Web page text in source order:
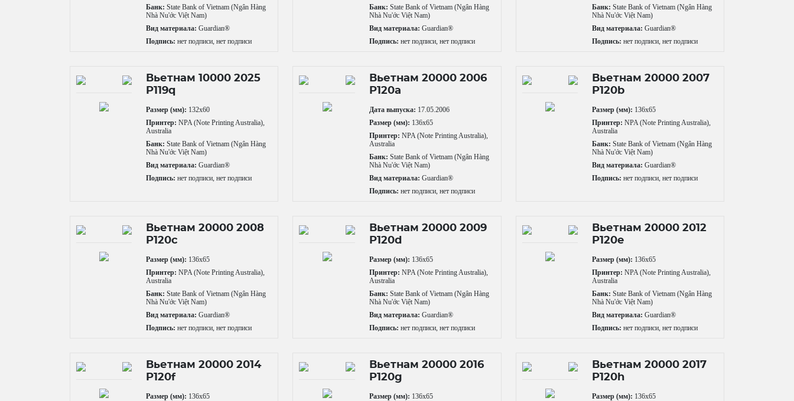
Банк: State Bank of Vietnam (Ngân Hàng
Nhà Nu'ớc Việt Nam)
Вид материала: Guardian®
Подпись: нет подписи, нет подписи
Банк: State Bank of Vietnam (Ngân Hàng
Nhà Nu'ớc Việt Nam)
Вид материала: Guardian®
Подпись: нет подписи, нет подписи
Банк: State Bank of Vietnam (Ngân Hàng
Nhà Nu'ớc Việt Nam)
Вид материала: Guardian®
Подпись: нет подписи, нет подписи
Вьетнам 10000 2025
P119q
Размер (мм): 132x60
Принтер: NPA (Note Printing Australia),
Australia
Банк: State Bank of Vietnam (Ngân Hàng
Nhà Nu'ớc Việt Nam)
Вид материала: Guardian®
Подпись: нет подписи, нет подписи
Вьетнам 20000 2006
P120a
Дата выпуска: 17.05.2006
Размер (мм): 136x65
Принтер: NPA (Note Printing Australia),
Australia
Банк: State Bank of Vietnam (Ngân Hàng
Nhà Nu'ớc Việt Nam)
Вид материала: Guardian®
Подпись: нет подписи, нет подписи
Вьетнам 20000 2007
P120b
Размер (мм): 136x65
Принтер: NPA (Note Printing Australia),
Australia
Банк: State Bank of Vietnam (Ngân Hàng
Nhà Nu'ớc Việt Nam)
Вид материала: Guardian®
Подпись: нет подписи, нет подписи
Вьетнам 20000 2008
P120c
Размер (мм): 136x65
Принтер: NPA (Note Printing Australia),
Australia
Банк: State Bank of Vietnam (Ngân Hàng
Nhà Nu'ớc Việt Nam)
Вид материала: Guardian®
Подпись: нет подписи, нет подписи
Вьетнам 20000 2009
P120d
Размер (мм): 136x65
Принтер: NPA (Note Printing Australia),
Australia
Банк: State Bank of Vietnam (Ngân Hàng
Nhà Nu'ớc Việt Nam)
Вид материала: Guardian®
Подпись: нет подписи, нет подписи
Вьетнам 20000 2012
P120e
Размер (мм): 136x65
Принтер: NPA (Note Printing Australia),
Australia
Банк: State Bank of Vietnam (Ngân Hàng
Nhà Nu'ớc Việt Nam)
Вид материала: Guardian®
Подпись: нет подписи, нет подписи
Вьетнам 20000 2014
P120f
Размер (мм): 136x65
Вьетнам 20000 2016
P120g
Размер (мм): 136x65
Вьетнам 20000 2017
P120h
Размер (мм): 136x65